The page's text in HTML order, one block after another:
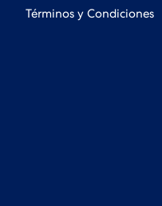
Términos y Condiciones